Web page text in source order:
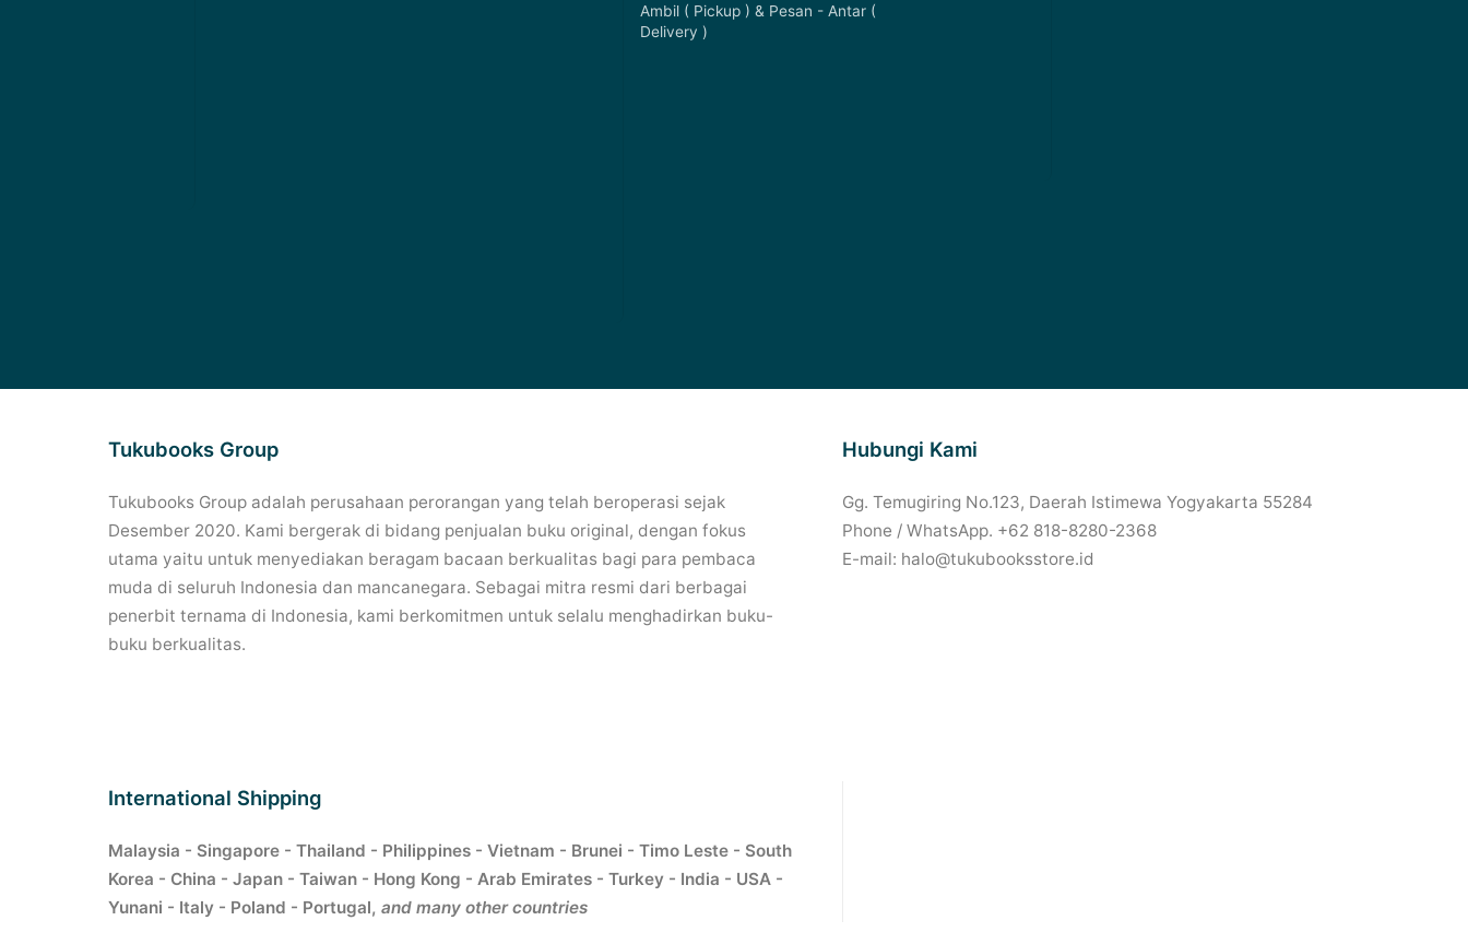
Ambil ( Pickup ) & Pesan - Antar (
Delivery )
Tukubooks Group
Tukubooks Group adalah perusahaan perorangan yang telah beroperasi sejak
Desember 2020. Kami bergerak di bidang penjualan buku original, dengan fokus
utama yaitu untuk menyediakan beragam bacaan berkualitas bagi para pembaca
muda di seluruh Indonesia dan mancanegara. Sebagai mitra resmi dari berbagai
penerbit ternama di Indonesia, kami berkomitmen untuk selalu menghadirkan buku-
buku berkualitas.
Hubungi Kami
Gg. Temugiring No.123, Daerah Istimewa Yogyakarta 55284
Phone / WhatsApp. +62 818-8280-2368
E-mail: halo@tukubooksstore.id
International Shipping
Malaysia - Singapore - Thailand - Philippines - Vietnam - Brunei - Timo Leste - South
Korea - China - Japan - Taiwan - Hong Kong - Arab Emirates - Turkey - India - USA -
Yunani - Italy - Poland - Portugal, and many other countries